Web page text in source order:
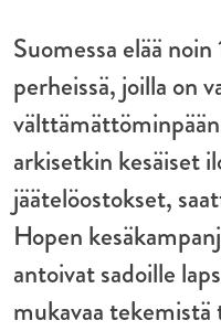
Suomessa elää
perheissä, joilla on
arkisetkin kesäiset
jäätelöostokset,
Hopen
antoivat sadoille
mukavaa tekemistä